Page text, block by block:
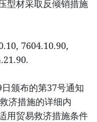
型材采取反倾销措施
7604.10.90,
颁布的第37号通知
济措施的详细内
用贸易救济措施条件